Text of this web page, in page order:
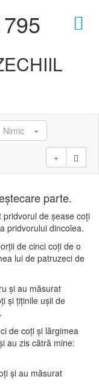
×
Nimic
parte.
de şease coţi
pridvorului dincolea.
de cinci coţi de o
lui de patruzeci de
şi au măsurat
şi ţiţinile uşii de
de coţi şi lărgimea
au zis cătră mine:
şi au măsurat